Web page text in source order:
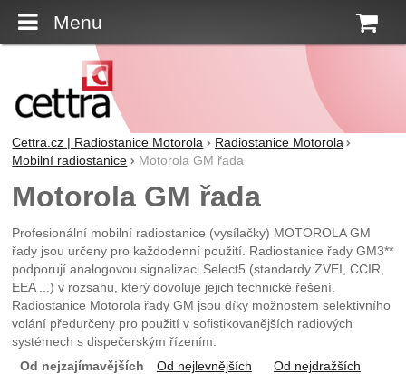
Menu
Cettra.cz | Radiostanice Motorola
Radiostanice Motorola
Mobilní radiostanice
Motorola GM řada
Motorola GM řada
Profesionální mobilní radiostanice (vysílačky) MOTOROLA GM
řady jsou určeny pro každodenní použití. Radiostanice řady GM3**
podporují analogovou signalizaci Select5 (standardy ZVEI, CCIR,
EEA ...) v rozsahu, který dovoluje jejich technické řešení.
Radiostanice Motorola řady GM jsou díky možnostem selektivního
volání předurčeny pro použití v sofistikovanějších radiových
systémech s dispečerským řízením.
Od nejzajímavějších
Od nejlevnějších
Od nejdražších